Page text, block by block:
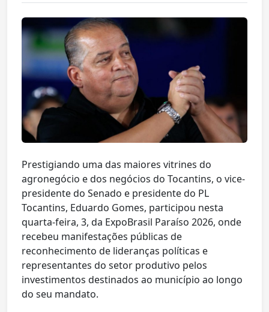
Prestigiando uma das maiores vitrines do
agronegócio e dos negócios do Tocantins, o vice-
presidente do Senado e presidente do PL
Tocantins, Eduardo Gomes, participou nesta
quarta-feira, 3, da ExpoBrasil Paraíso 2026, onde
recebeu manifestações públicas de
reconhecimento de lideranças políticas e
representantes do setor produtivo pelos
investimentos destinados ao município ao longo
do seu mandato.